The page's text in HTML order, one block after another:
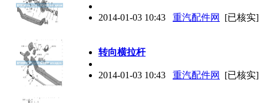
2014-01-03 10:43 重汽配件网 [已核实]
转向横拉杆
2014-01-03 10:43 重汽配件网 [已核实]